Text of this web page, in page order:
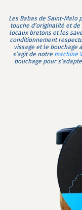
Les Babas de Saint-
touche d’originalité et
locaux bretons et les
conditionnement
vissage et le bouchage
s’agit de notremachine
bouchage pour